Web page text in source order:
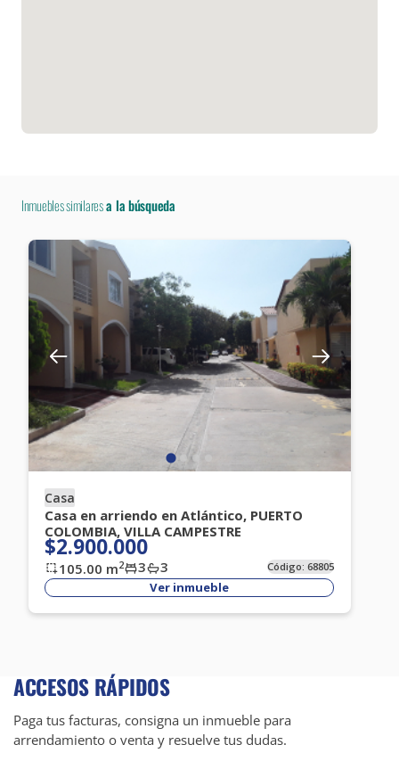
Inmuebles similaresa la búsqueda
Casa
Casa en arriendo en Atlántico, PUERTO
COLOMBIA, VILLA CAMPESTRE
$2.900.000
105.00 m2 3 3 Código:68805
Ver inmueble
ACCESOS RÁPIDOS
Paga tus facturas, consigna un inmueble para
arrendamiento o venta y resuelve tus dudas.